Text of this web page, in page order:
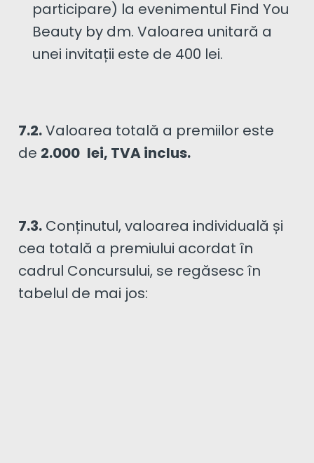
participare) la evenimentul Find You
Beauty by dm. Valoarea unitară a
unei invitații este de 400 lei.
7.2. Valoarea totală a premiilor este
de 2.000 lei, TVA inclus.
7.3. Conținutul, valoarea individuală și
cea totală a premiului acordat în
cadrul Concursului, se regăsesc în
tabelul de mai jos: